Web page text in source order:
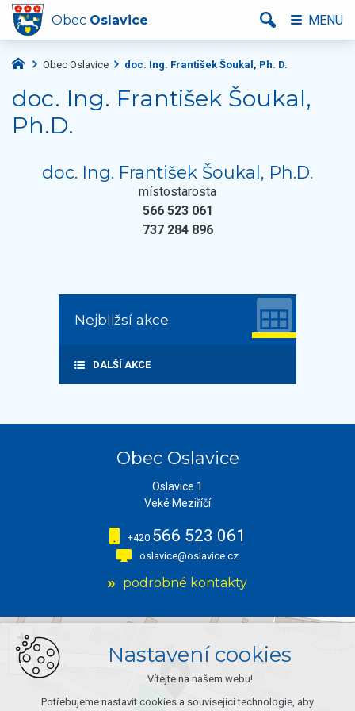
Obec Oslavice doc. Ing. František Šoukal, Ph. D.
doc. Ing. František Šoukal,
Ph.D.
doc. Ing. František Šoukal, Ph.D.
místostarosta
566 523 061
737 284 896
Nejbližsí akce
DALŠÍ AKCE
Obec Oslavice
Oslavice 1
Veké Meziříčí
+420 566 523 061
oslavice@oslavice.cz
podrobné kontakty
+
−
Obec Oslavice MENU
Nastavení cookies
Vítejte na našem webu!
Potřebujeme nastavit cookies a související technologie, aby